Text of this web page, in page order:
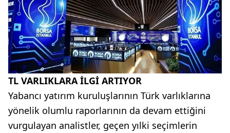
TL VARLIKLARA İLGİ ARTIYOR
Yabancı yatırım kuruluşlarının Türk varlıklarına
yönelik olumlu raporlarının da devam ettiğini
vurgulayan analistler, geçen yılki seçimlerin